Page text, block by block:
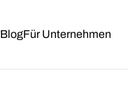
BlogFür Unternehmen